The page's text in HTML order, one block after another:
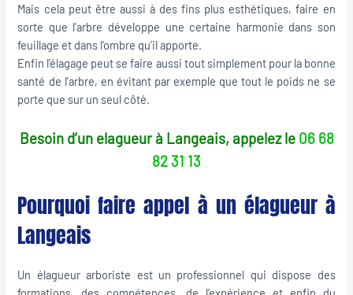
Mais cela peut être aussi à des fins plus esthétiques, faire en
sorte que l’arbre développe une certaine harmonie dans son
feuillage et dans l’ombre qu’il apporte.
Enfin l’élagage peut se faire aussi tout simplement pour la bonne
santé de l’arbre, en évitant par exemple que tout le poids ne se
porte que sur un seul côté.
Besoin d’un elagueur à Langeais, appelez le 06 68
82 31 13
Pourquoi faire appel à un élagueur à
Langeais
Un élagueur arboriste est un professionnel qui dispose des